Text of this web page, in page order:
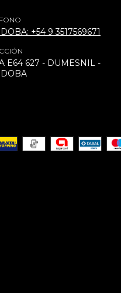
+54 9 3517569671
E64 627 - DUMESNIL -